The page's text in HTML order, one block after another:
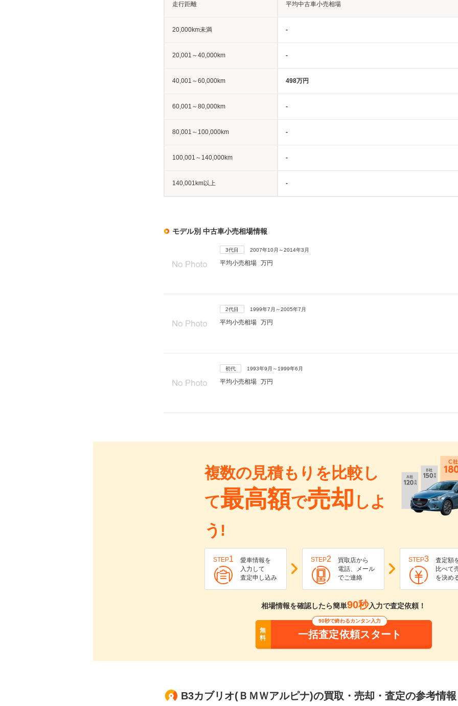
走行距離 平均中古車小売相場
20,000km未満 -
20,001～40,000km -
40,001～60,000km 498万円
60,001～80,000km -
80,001～100,000km -
100,001～140,000km -
140,001km以上 -
モデル別 中古車小売相場情報
3代目 2007年10月～2014年3月
平均小売相場 万円
2代目 1999年7月～2005年7月
平均小売相場 万円
初代 1993年9月～1999年6月
平均小売相場 万円
複数の見積もりを比較し
て最高額で売却 しよ
う!
STEP1
愛車情報を
入力して
査定申し込み
STEP2
買取店から
電話、メール
でご連絡
STEP3
査定額
比べて
を決め
相場情報を確認したら簡単90秒入力で査定依頼！
無
料
90秒で終わるカンタン入力
一括査定依頼スタート
B3カブリオ(ＢＭＷアルピナ)の買取・売却・査定の参考情報